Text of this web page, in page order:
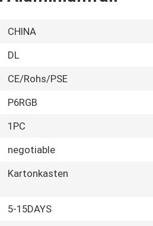
CHINA
DL
CE/Rohs/PSE
P6RGB
1PC
negotiable
Kartonkasten
5-15DAYS